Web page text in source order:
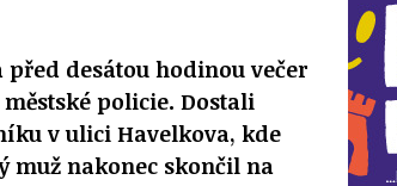
desátou hodinou večer
policie. Dostali
v ulici Havelkova, kde
muž nakonec skončil na